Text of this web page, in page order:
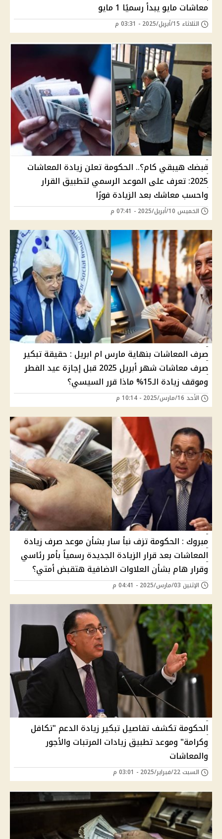
معاشات مايو يبدأ رسميًا 1 مايو
الثلاثاء 15/أبريل/2025 - 03:31 م
قبضك هيبقي كام؟.. الحكومة تعلن زيادة المعاشات
2025: تعرف على الموعد الرسمي لتطبيق القرار
واحسب معاشك بعد الزيادة فورًا
الخميس 10/أبريل/2025 - 07:41 م
صرف المعاشات بنهاية مارس ام ابريل : حقيقة تبكير
صرف معاشات شهر أبريل 2025 قبل إجازة عيد الفطر
وموقف زيادة الـ15% ماذا قرر السيسي؟
الأحد 16/مارس/2025 - 10:14 م
مبروك : الحكومة تزف نبأ سار بشأن موعد صرف زيادة
المعاشات بعد قرار الزيادة الجديدة رسمياً بأمر رئاسي
وقرار هام بشأن العلاوات الاضافية هتقبض أمتي؟
الإثنين 03/مارس/2025 - 04:41 م
الحكومة تكشف تفاصيل تبكير زيادة الدعم "تكافل
وكرامة" وموعد تطبيق زيادات المرتبات والأجور
والمعاشات
السبت 22/فبراير/2025 - 03:01 م